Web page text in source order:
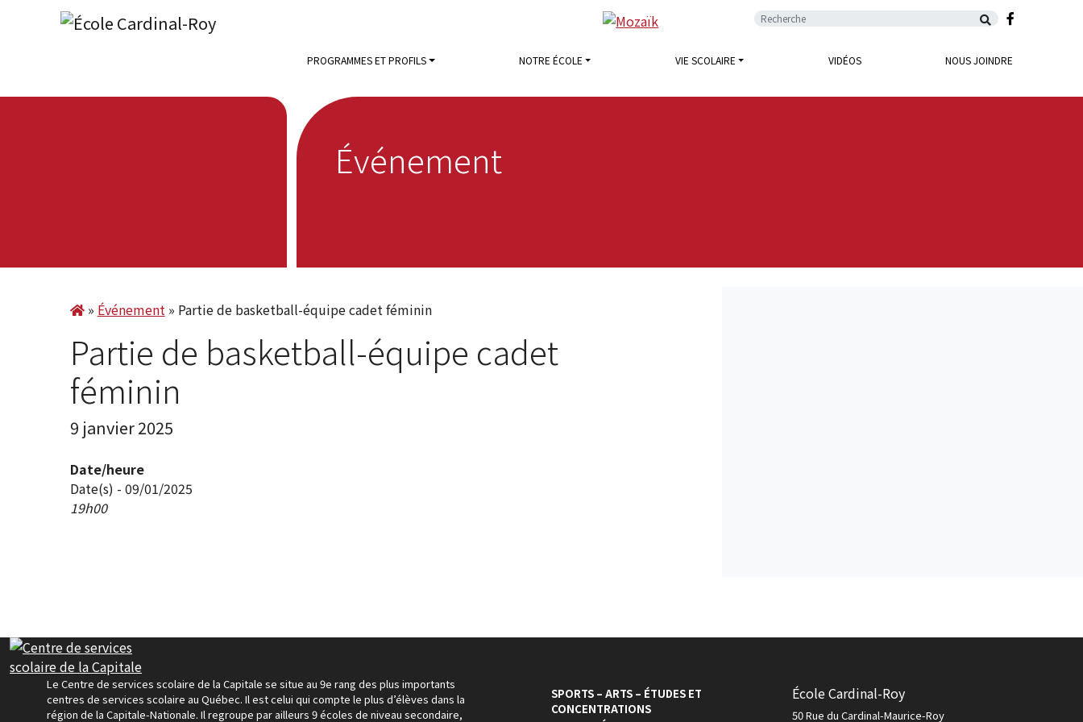
Skip to content Facebook
PROGRAMMES ET PROFILS NOTRE ÉCOLE VIE SCOLAIRE VIDÉOS NOUS JOINDRE
Événement
» Événement » Partie de basketball-équipe cadet féminin
Partie de basketball-équipe cadet
féminin
9 janvier 2025
Date/heure
Date(s) - 09/01/2025
19h00
Le Centre de services scolaire de la Capitale se situe au 9e rang des plus importants
centres de services scolaire au Québec. Il est celui qui compte le plus d’élèves dans la
région de la Capitale-Nationale. Il regroupe par ailleurs 9 écoles de niveau secondaire,
SPORTS – ARTS – ÉTUDES ET
CONCENTRATIONS
École Cardinal-Roy
50 Rue du Cardinal-Maurice-Roy